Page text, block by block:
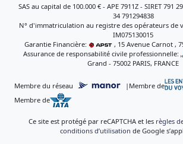
SAS au capital de 100.000 € - APE 7911Z - SIRET 791
34 791294838
N° d'immatriculation au registre des opérateurs de
IM075130015
Garantie Financière:
, 15 Avenue Carnot ,
Assurance de responsabilité civile professionnelle:
Grand - 75002 PARIS, FRANCE
Membre du réseau | Membre de
Membre de
Ce site est protégé par reCAPTCHA et les règles
conditions d’utilisation de Google